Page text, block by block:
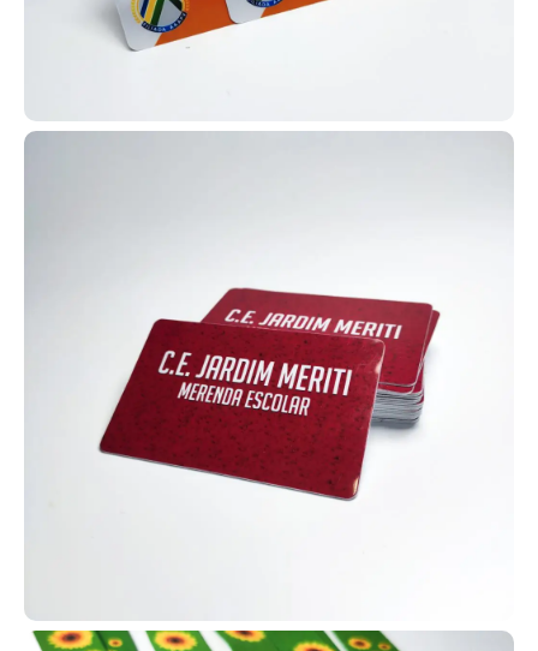
Os cartões em PVC personalizados podem ser aplicados em
ferramenta de descontos e premiações internas.
Aproveite todas essas possibilidades e crie automações com
cartões em PVC personalizados. Entre em contato e solicite o seu
Carteirinha de estudante para escolas
Para garantir identificação
Barbalha, fabricamos carteirinhas